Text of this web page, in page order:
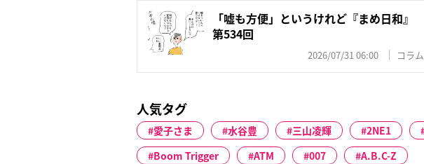
「嘘も方便」というけれど『まめ日和』
第534回
2026/07/31 06:00 コラム
人気タグ
愛子さま 水谷豊 三山凌輝 2NE1
Boom Trigger
ATM 007 A.B.C-Z